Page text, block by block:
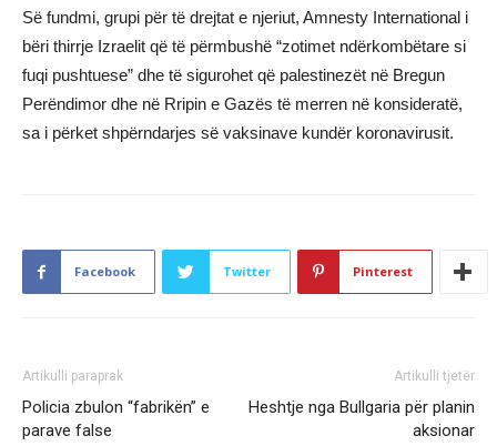
Së fundmi, grupi për të drejtat e njeriut, Amnesty International i
bëri thirrje Izraelit që të përmbushë “zotimet ndërkombëtare si
fuqi pushtuese” dhe të sigurohet që palestinezët në Bregun
Perëndimor dhe në Rripin e Gazës të merren në konsideratë,
sa i përket shpërndarjes së vaksinave kundër koronavirusit.
Facebook Twitter Pinterest
Artikulli paraprak
Policia zbulon “fabrikën” e
parave false
Artikulli tjetër
Heshtje nga Bullgaria për planin
aksionar